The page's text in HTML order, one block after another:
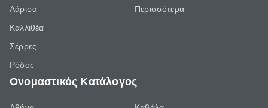
Λάρισα
Καλλιθέα
Σέρρες
Ρόδος
Περισσότερα
Ονομαστικός Κατάλογος